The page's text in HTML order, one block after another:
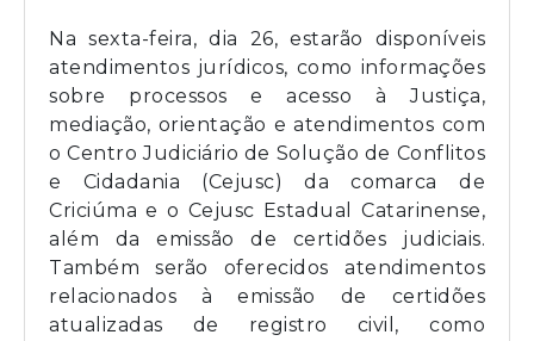
Na sexta-feira, dia 26, estarão disponíveis
atendimentos jurídicos, como informações
sobre processos e acesso à Justiça,
mediação, orientação e atendimentos com
o Centro Judiciário de Solução de Conflitos
e Cidadania (Cejusc) da comarca de
Criciúma e o Cejusc Estadual Catarinense,
além da emissão de certidões judiciais.
Também serão oferecidos atendimentos
relacionados à emissão de certidões
atualizadas de registro civil, como